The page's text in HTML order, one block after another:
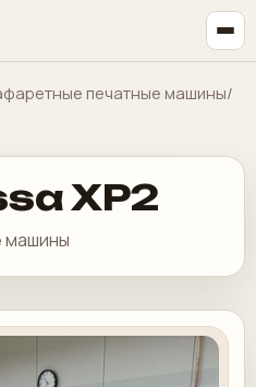
печатные машины/
XP2
машины